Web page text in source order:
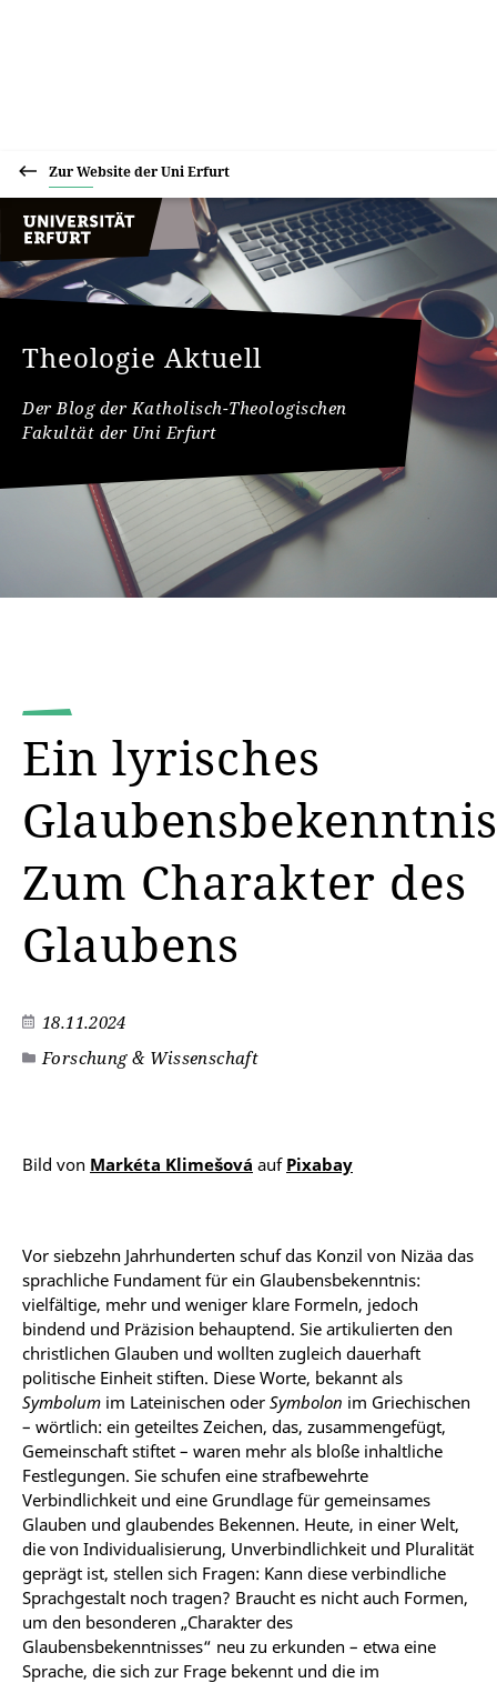
Zur Website der Uni Erfurt
Theologie Aktuell
Der Blog der Katholisch-Theologischen
Fakultät der Uni Erfurt
Ein lyrisches
Zum Charakter des
Glaubens
18.11.2024
Forschung & Wissenschaft
Bild von Markéta Klimešová auf Pixabay
Vor siebzehn Jahrhunderten schuf das Konzil von Nizäa das
sprachliche Fundament für ein Glaubensbekenntnis:
vielfältige, mehr und weniger klare Formeln, jedoch
bindend und Präzision behauptend. Sie artikulierten den
christlichen Glauben und wollten zugleich dauerhaft
politische Einheit stiften. Diese Worte, bekannt als
Symbolum im Lateinischen oder Symbolon im Griechischen
– wörtlich: ein geteiltes Zeichen, das, zusammengefügt,
Gemeinschaft stiftet – waren mehr als bloße inhaltliche
Festlegungen. Sie schufen eine strafbewehrte
Verbindlichkeit und eine Grundlage für gemeinsames
Glauben und glaubendes Bekennen. Heute, in einer Welt,
die von Individualisierung, Unverbindlichkeit und Pluralität
geprägt ist, stellen sich Fragen: Kann diese verbindliche
Sprachgestalt noch tragen? Braucht es nicht auch Formen,
um den besonderen „Charakter des
Glaubensbekenntnisses“ neu zu erkunden – etwa eine
Sprache, die sich zur Frage bekennt und die im